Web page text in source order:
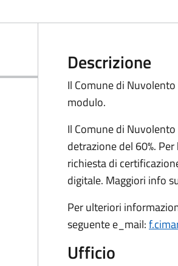
Descrizione
Il Comune di
modulo.
Il Comune di
detrazione del 60%.
richiesta di
digitale. Maggiori info
Per ulteriori
seguente e_mail:
Ufficio